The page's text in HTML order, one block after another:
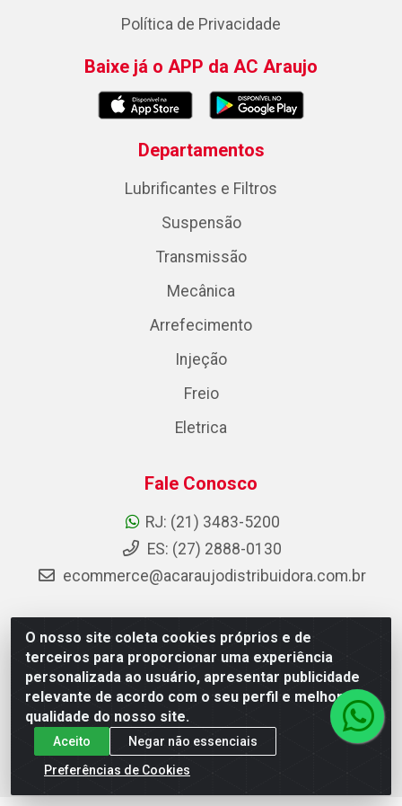
O nosso site coleta cookies próprios e de
terceiros para proporcionar uma experiência
personalizada ao usuário, apresentar publicidade
relevante de acordo com o seu perfil e melhorar a
qualidade do nosso site.
Aceito
Negar não essenciais
Preferências de Cookies
Política de Privacidade
Baixe já o APP da AC Araujo
Departamentos
Lubrificantes e Filtros
Suspensão
Transmissão
Mecânica
Arrefecimento
Injeção
Freio
Eletrica
Fale Conosco
RJ: (21) 3483-5200
ES: (27) 2888-0130
ecommerce@acaraujodistribuidora.com.br
AC Araujo Distribuidora - Rua Carneiro de Campos, 42 -
São Cristóvão, Rio de Janeiro/RJ - CEP 20.920-410 -
CNPJ 08.744.753/0003-85